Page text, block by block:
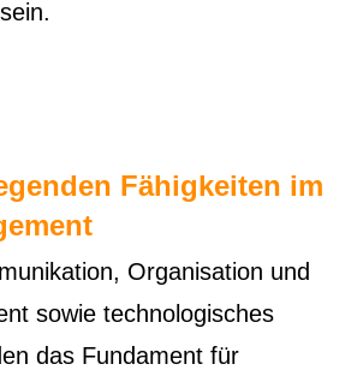
Fähigkeiten im
Organisation und
sowie technologisches
das Fundament für